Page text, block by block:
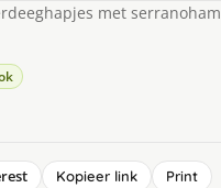
met serranoham
Kopieer link Print